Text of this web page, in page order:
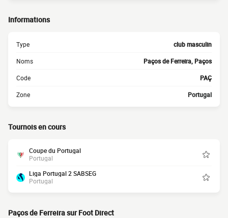
Informations
Type club masculin
Noms Paços de Ferreira, Paços
Code PAÇ
Zone Portugal
Tournois en cours
Coupe du Portugal
Portugal
Liga Portugal 2 SABSEG
Portugal
Paços de Ferreira sur Foot Direct